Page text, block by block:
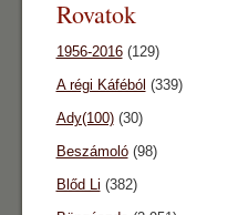
Rovatok
1956-2016(129)
A régi Káféból (339)
Ady(100)(30)
Beszámoló(98)
Blőd Li (382)